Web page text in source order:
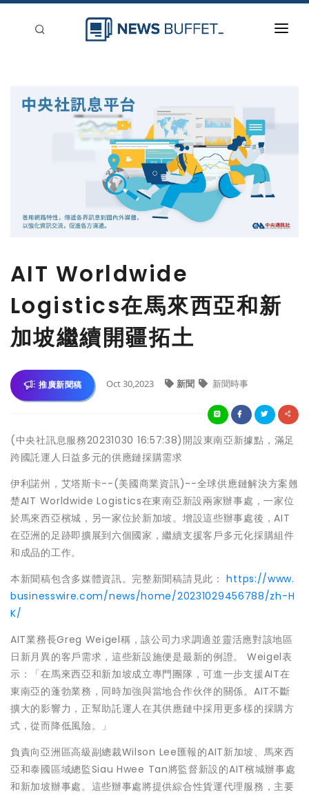
AIT Worldwide
Logistics在馬來西亞和新
加坡繼續開疆拓土
推廣新聞稿 Oct 30,2023 新聞 新聞時事
(中央社訊息服務20231030 16:57:38)開設東南亞新據點，滿足
跨國託運人日益多元的供應鏈採購需求
伊利諾州，艾塔斯卡--(美國商業資訊)--全球供應鏈解決方案翹
楚AIT Worldwide Logistics在東南亞新設兩家辦事處，一家位
於馬來西亞檳城，另一家位於新加坡。增設這些辦事處後，AIT
在亞洲的足跡即擴展到六個國家，繼續支援客戶多元化採購組件
和成品的工作。
本新聞稿包含多媒體資訊。完整新聞稿請見此：https://www.
businesswire.com/news/home/20231029456788/zh-H
K/
AIT業務長Greg Weigel稱，該公司力求調適並靈活應對該地區
日新月異的客戶需求，這些新設施便是最新的例證。 Weigel表
示：「在馬來西亞和新加坡成立專門團隊，可進一步支援AIT在
東南亞的蓬勃業務，同時加強與當地合作伙伴的關係。AIT不斷
擴大的影響力，正幫助託運人在其供應鏈中採用更多樣的採購方
式，從而降低風險。」
負責向亞洲區高級副總裁Wilson Lee匯報的AIT新加坡、馬來西
亞和泰國區域總監Siau Hwee Tan將監督新設的AIT檳城辦事處
和新加坡辦事處。這些辦事處將提供綜合性貨運代理服務，主要